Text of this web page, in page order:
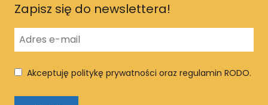
Zapisz się do newslettera!
Akceptuję politykę prywatności oraz regulamin RODO.